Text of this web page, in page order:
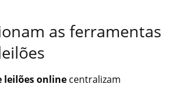
as ferramentas
leilões online centralizam